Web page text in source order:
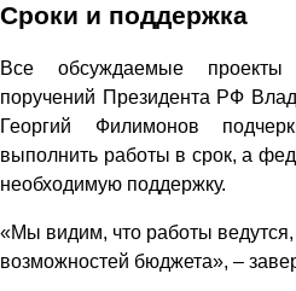
Сроки и поддержка
Все обсуждаемые
поручений Президента РФ
Георгий Филимонов
выполнить работы в срок, а
необходимую поддержку.
«Мы видим, что работы
возможностей бюджета», –